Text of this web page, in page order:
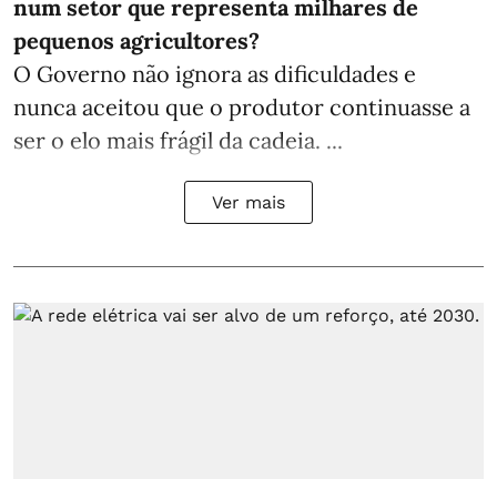
num setor que representa milhares de
pequenos agricultores?
O Governo não ignora as dificuldades e
nunca aceitou que o produtor continuasse a
ser o elo mais frágil da cadeia. ...
Ver mais